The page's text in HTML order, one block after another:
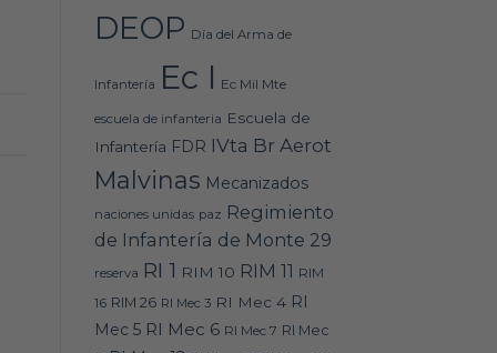
DEOP Día del Arma de
Infantería Ec I Ec Mil Mte
escuela de infanteria Escuela de
Infantería FDR IVta Br Aerot
Malvinas Mecanizados
naciones unidas paz Regimiento
de Infantería de Monte 29
reserva RI 1 RIM 10 RIM 11 RIM
16 RIM 26 RI Mec 3 RI Mec 4 RI
Mec 5 RI Mec 6 RI Mec 7 RI Mec